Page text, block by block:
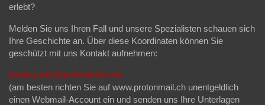
erlebt?
Melden Sie uns Ihren Fall und unsere Spezialisten schauen sich
Ihre Geschichte an. Über diese Koordinaten können Sie
geschützt mit uns Kontakt aufnehmen:
inside-justiz@protonmail.com
(am besten richten Sie auf www.protonmail.ch unentgeldlich
einen Webmail-Account ein und senden uns Ihre Unterlagen